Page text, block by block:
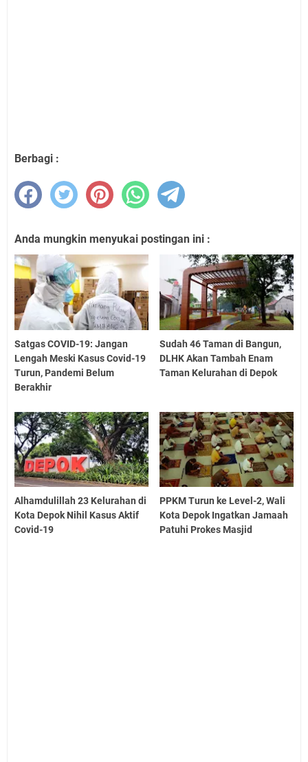
Berbagi :
Anda mungkin menyukai postingan ini :
Satgas COVID-19: Jangan
Lengah Meski Kasus Covid-19
Turun, Pandemi Belum
Berakhir
Sudah 46 Taman di Bangun,
DLHK Akan Tambah Enam
Taman Kelurahan di Depok
Alhamdulillah 23 Kelurahan di
Kota Depok Nihil Kasus Aktif
Covid-19
PPKM Turun ke Level-2, Wali
Kota Depok Ingatkan Jamaah
Patuhi Prokes Masjid